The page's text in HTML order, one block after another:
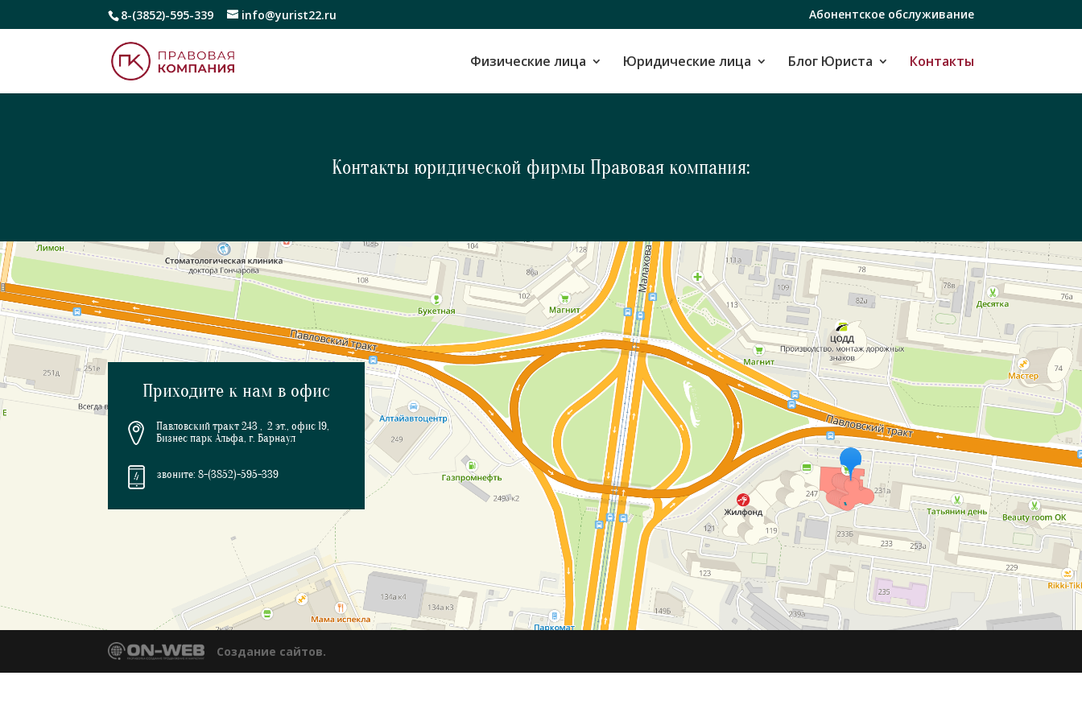
8-(3852)-595-339 info@yurist22.ru Абонентское обслуживание
Физические лица Юридические лица Блог Юриста Контакты
Контакты юридической фирмы Правовая компания:
Приходите к нам в офис
Павловский тракт 243 , 2 эт., офис 19,
Бизнес парк Альфа, г. Барнаул
звоните: 8-(3852)-595-339
Создание сайтов.